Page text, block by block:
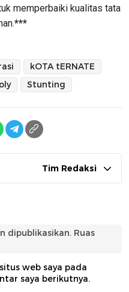
memperbaiki kualitas tata
***
kOTA tERNATE
Stunting
Tim Redaksi
dipublikasikan. Ruas
web saya pada
saya berikutnya.